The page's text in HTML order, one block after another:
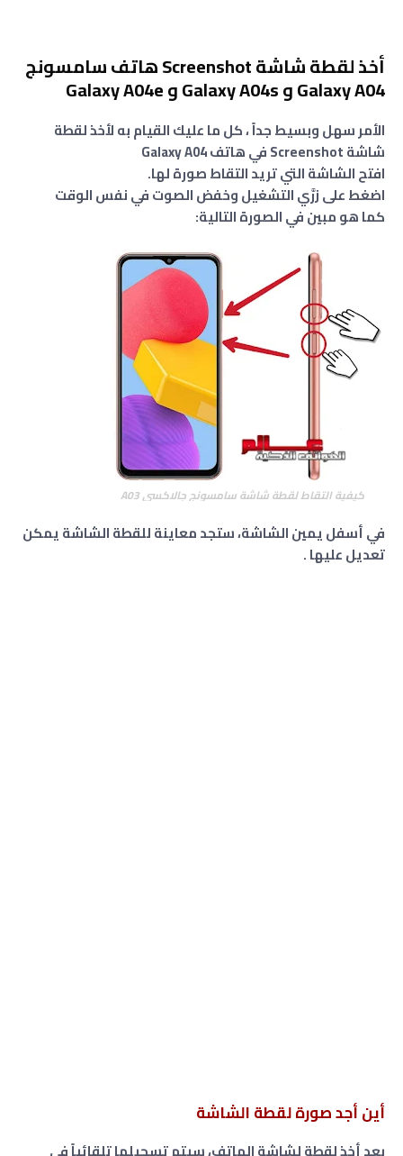
أخذ لقطة شاشة Screenshot هاتف سامسونج
Galaxy A04 و Galaxy A04s و Galaxy A04e
الأمر سهل وبسيط جداً ، كل ما عليك القيام به لأخذ لقطة
شاشة Screenshot في هاتف Galaxy A04
افتح الشاشة التي تريد التقاط صورة لها.
اضغط على زرَّي التشغيل وخفض الصوت في نفس الوقت
كما هو مبين في الصورة التالية:
كيفية التقاط لقطة شاشة سامسونج جالاكسي A03
في أسفل يمين الشاشة، ستجد معاينة للقطة الشاشة يمكن
تعديل عليها .
أين أجد صورة لقطة الشاشة
بعد أخذ لقطة لشاشة الهاتف، سيتم تسجيلها تلقائياً في